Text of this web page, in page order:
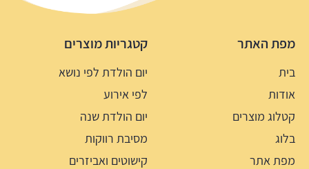
מפת האתר
בית
אודות
קטלוג מוצרים
בלוג
מפת אתר
קטגריות מוצרים
יום הולדת לפי נושא
לפי אירוע
יום הולדת שנה
מסיבת רווקות
קישוטים ואביזרים